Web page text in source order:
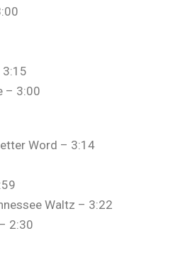
3:15
– 3:00
Word – 3:14
Waltz – 3:22
2:30